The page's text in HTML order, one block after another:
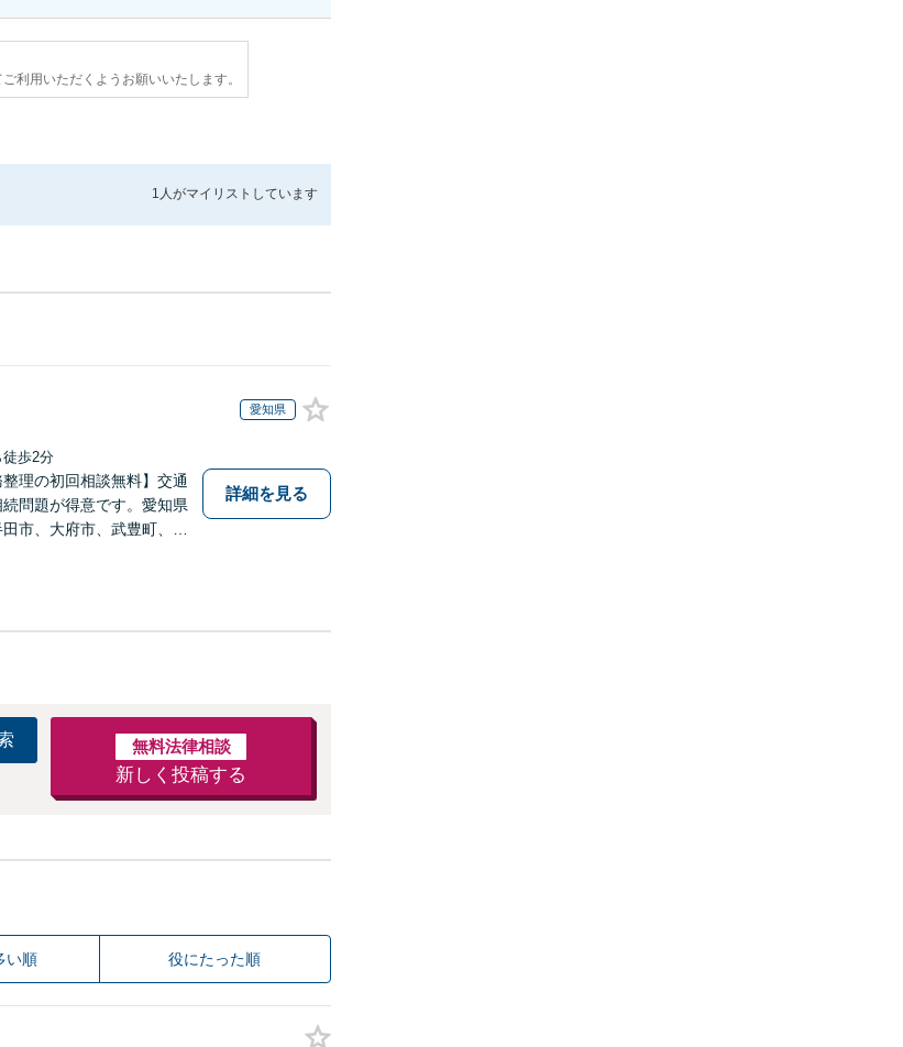
利用いただくようお願いいたします。
1人がマイリストしています
愛知県
徒歩2分
理の初回相談無料】交通
問題が得意です。愛知県
市、大府市、武豊町、阿
詳細を見る
無料法律相談
新しく投稿する
い順 役にたった順